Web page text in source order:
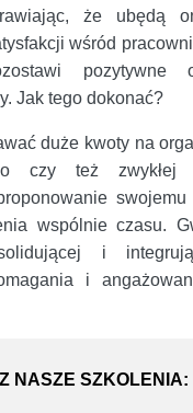
że ubędą
wśród
pozytywne
Jak tego dokonać?
duże kwoty na
czy też zwykłej
swojemu
wspólnie czasu.
i
i
NASZE SZKOLENIA: